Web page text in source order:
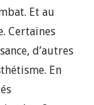
Et au
Certaines
d’autres
En